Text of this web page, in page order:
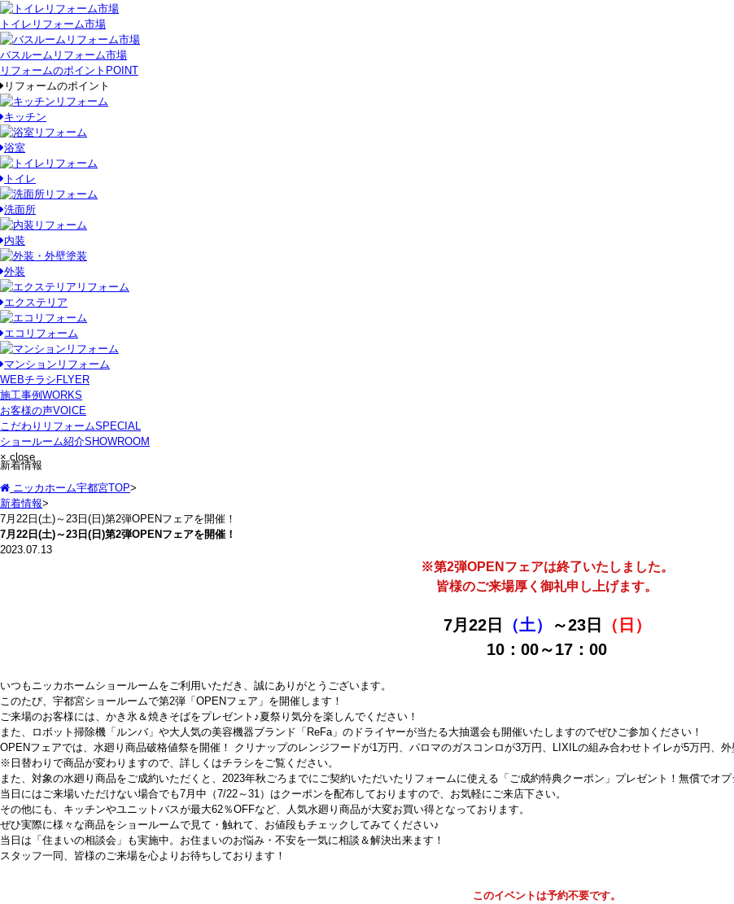
トイレリフォーム市場
バスルームリフォーム市場
リフォームのポイント POINT
リフォームのポイント
キッチン
浴室
トイレ
洗面所
内装
外装
エクステリア
エコリフォーム
マンションリフォーム
WEBチラシ FLYER
施工事例 WORKS
お客様の声VOICE
こだわりリフォームSPECIAL
ショールーム紹介SHOWROOM
× close
新着情報
ニッカホーム宇都宮TOP>
新着情報>
7月22日(土)～23日(日)第2弾OPENフェアを開催！
7月22日(土)～23日(日)第2弾OPENフェアを開催！
2023.07.13
※第2弾OPENフェアは終了いたしました。
皆様のご来場厚く御礼申し上げます。
7月22日 （土） ～23日
（日）
10：00～17：00
いつもニッカホームショールームをご利用いただき、誠にありがとうございます。
このたび、宇都宮ショールームで第2弾「OPENフェア」を開催します！
ご来場のお客様には、かき氷＆焼きそばをプレゼント♪夏祭り気分を楽しんでください！
また、ロボット掃除機「ルンバ」や大人気の美容機器ブランド「ReFa」のドライヤーが当たる大抽選会も開催いたしますのでぜひご参加ください！
OPENフェアでは、水廻り商品破格値祭を開催！ クリナップのレンジフードが1万円、パロマのガスコンロが3万円、LIXILの組み合わせトイレが5万円、
※日替わりで商品が変わりますので、詳しくはチラシをご覧ください。
また、対象の水廻り商品をご成約いただくと、2023年秋ごろまでにご契約いただいたリフォームに使える「ご成約特典クーポン」プレゼント！無償でオ
当日にはご来場いただけない場合でも7月中（7/22～31）はクーポンを配布しておりますので、お気軽にご来店下さい。
その他にも、キッチンやユニットバスが最大62％OFFなど、人気水廻り商品が大変お買い得となっております。
ぜひ実際に様々な商品をショールームで見て・触れて、お値段もチェックしてみてください♪
当日は「住まいの相談会」も実施中。お住まいのお悩み・不安を一気に相談＆解決出来ます！
スタッフ一同、皆様のご来場を心よりお待ちしております！
このイベントは予約不要です。